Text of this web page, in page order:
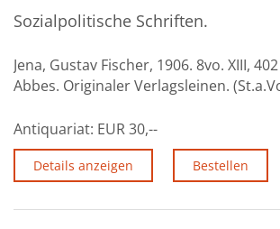
Sozialpolitische Schriften.
Jena, Gustav Fischer, 1906. 8vo. XIII,
Abbes. Originaler Verlagsleinen.
Antiquariat: EUR 30,--
Details anzeigen Bestellen